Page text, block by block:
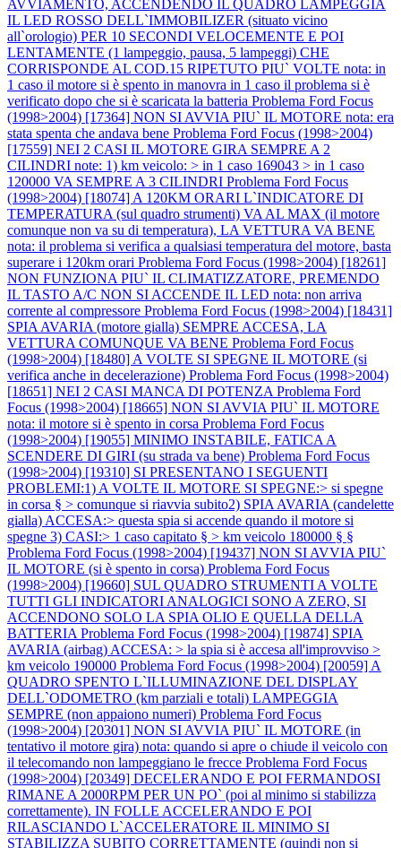
AVVIAMENTO, ACCENDENDO IL QUADRO LAMPEGGIA
IL LED ROSSO DELL`IMMOBILIZER (situato vicino
all`orologio) PER 10 SECONDI VELOCEMENTE E POI
LENTAMENTE (1 lampeggio, pausa, 5 lampeggi) CHE
CORRISPONDE AL COD.15 RIPETUTO PIU` VOLTE nota: in
1 caso il motore si è spento in manovra in 1 caso il problema si è
verificato dopo che si è scaricata la batteria Problema Ford Focus
(1998>2004) [17364] NON SI AVVIA PIU` IL MOTORE nota: era
stata spenta che andava bene Problema Ford Focus (1998>2004)
[17559] NEI 2 CASI IL MOTORE GIRA SEMPRE A 2
CILINDRI note: 1) km veicolo: > in 1 caso 169043 > in 1 caso
120000 VA SEMPRE A 3 CILINDRI Problema Ford Focus
(1998>2004) [18074] A 120KM ORARI L`INDICATORE DI
TEMPERATURA (sul quadro strumenti) VA AL MAX (il motore
comunque non va su di temperatura), LA VETTURA VA BENE
nota: il problema si verifica a qualsiasi temperatura del motore, basta
superare i 120km orari Problema Ford Focus (1998>2004) [18261]
NON FUNZIONA PIU` IL CLIMATIZZATORE, PREMENDO
IL TASTO A/C NON SI ACCENDE IL LED nota: non arriva
corrente al compressore Problema Ford Focus (1998>2004) [18431]
SPIA AVARIA (motore gialla) SEMPRE ACCESA, LA
VETTURA COMUNQUE VA BENE Problema Ford Focus
(1998>2004) [18480] A VOLTE SI SPEGNE IL MOTORE (si
verifica anche in decelerazione) Problema Ford Focus (1998>2004)
[18651] NEI 2 CASI MANCA DI POTENZA Problema Ford
Focus (1998>2004) [18665] NON SI AVVIA PIU` IL MOTORE
nota: il motore si è spento in corsa Problema Ford Focus
(1998>2004) [19055] MINIMO INSTABILE, FATICA A
SCENDERE DI GIRI (su strada va bene) Problema Ford Focus
(1998>2004) [19310] SI PRESENTANO I SEGUENTI
PROBLEMI:1) A VOLTE IL MOTORE SI SPEGNE:> si spegne
in corsa § > comunque si riavvia subito2) SPIA AVARIA (candelette
gialla) ACCESA:> questa spia si accende quando il motore si
spegne 3) CASI:> 1 caso capitato § > km veicolo 180000 § §
Problema Ford Focus (1998>2004) [19437] NON SI AVVIA PIU`
IL MOTORE (si è spento in corsa) Problema Ford Focus
(1998>2004) [19660] SUL QUADRO STRUMENTI A VOLTE
TUTTI GLI INDICATORI ANALOGICI SONO A ZERO, SI
ACCENDONO SOLO LA SPIA OLIO E QUELLA DELLA
BATTERIA Problema Ford Focus (1998>2004) [19874] SPIA
AVARIA (airbag) ACCESA: > la spia si è accesa all'improvviso >
km veicolo 190000 Problema Ford Focus (1998>2004) [20059] A
QUADRO SPENTO L`ILLUMINAZIONE DEL DISPLAY
DELL`ODOMETRO (km parziali e totali) LAMPEGGIA
SEMPRE (non appaiono numeri) Problema Ford Focus
(1998>2004) [20301] NON SI AVVIA PIU` IL MOTORE (in
tentativo il motore gira) nota: quando si apre o chiude il veicolo con
il telecomando non lampeggiano le frecce Problema Ford Focus
(1998>2004) [20349] DECELERANDO E POI FERMANDOSI
RIMANE A 2000RPM PER UN PO` (poi al minimo si stabilizza
correttamente). IN FOLLE ACCELERANDO E POI
RILASCIANDO L`ACCELERATORE IL MINIMO SI
STABILIZZA SUBITO CORRETTAMENTE (quindi non si